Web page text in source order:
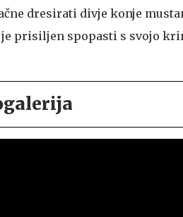
dresirati divje konje
prisiljen spopasti s svojo